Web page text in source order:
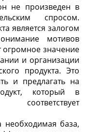
не произведен в
спросом.
является залогом
мотивов
огромное значение
и организации
продукта. Это
и предлагать на
который в
необходимая база,